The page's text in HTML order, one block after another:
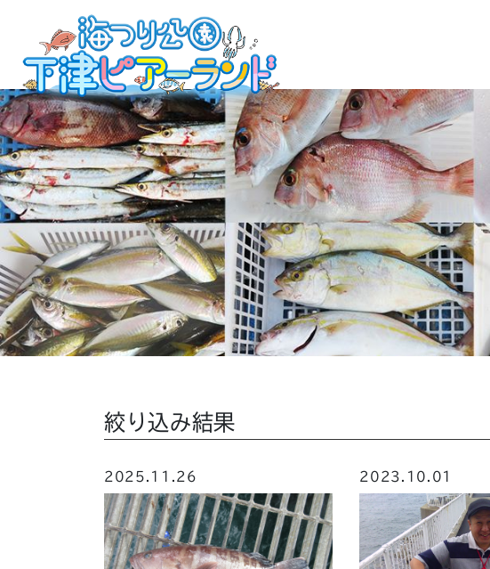
絞り込み結果
2025.11.26 2023.10.01